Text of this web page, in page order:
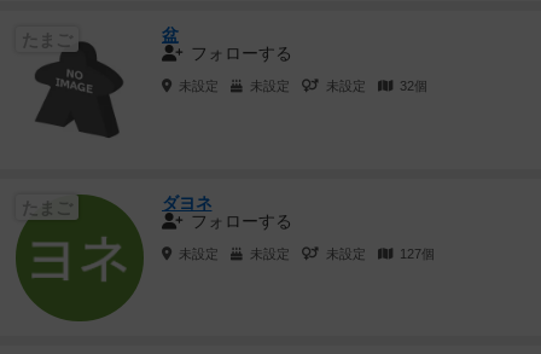
盆
フォローする
未設定 未設定 未設定 32個
たまご
ダヨネ
フォローする
未設定 未設定 未設定 127個